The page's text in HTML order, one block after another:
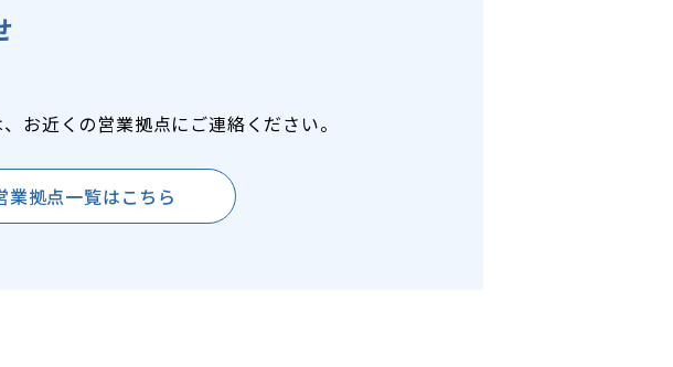
お近くの営業拠点にご連絡ください。
業拠点一覧はこちら